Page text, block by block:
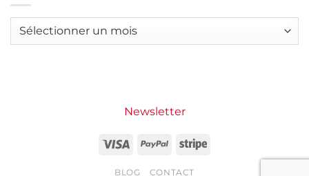
à
boisson
Archives
Newsletter
Visa PayPal Stripe
BLOG CONTACT